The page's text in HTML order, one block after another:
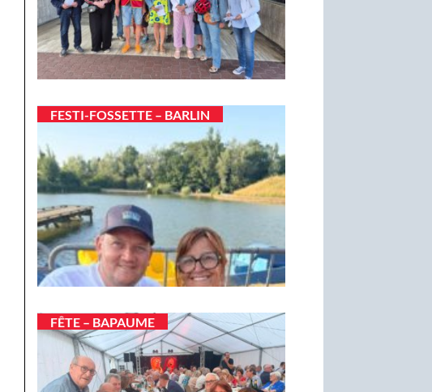
FESTI-FOSSETTE – BARLIN
FÊTE – BAPAUME